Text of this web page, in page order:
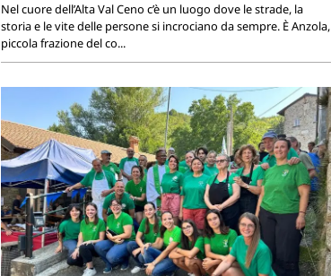
Nel cuore dell’Alta Val Ceno c’è un luogo dove le strade, la
storia e le vite delle persone si incrociano da sempre. È Anzola,
piccola frazione del co...